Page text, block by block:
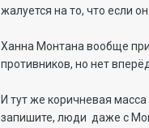
жалуется на то, что если
Ханна Монтана вообще
противников, но нет
И тут же коричневая
запишите, люди даже с